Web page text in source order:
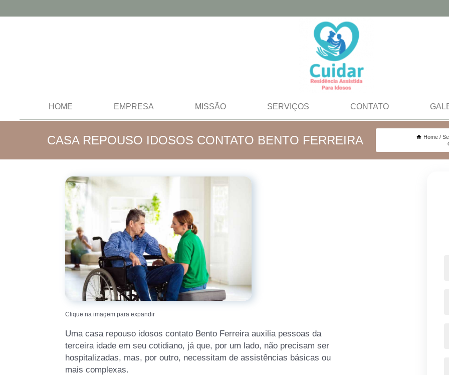
HOME EMPRESA MISSÃO SERVIÇOS CONTATO
CASA REPOUSO IDOSOS CONTATO BENTO FERREIRA Home
Clique na imagem para expandir
Uma casa repouso idosos contato Bento Ferreira auxilia pessoas da
terceira idade em seu cotidiano, já que, por um lado, não precisam ser
hospitalizadas, mas, por outro, necessitam de assistências básicas ou
mais complexas.